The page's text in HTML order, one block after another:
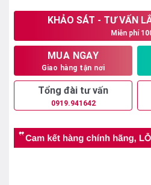
25.230.000₫.KHẢO SÁT - TƯ VẤN
Miễn phí
MUA NGAY
Giao hàng tận nơi
Tổng đài tư vấn
0919.941642